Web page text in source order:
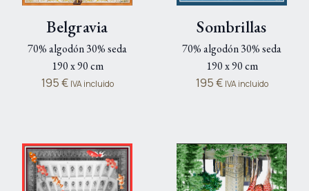
Belgravia
70% algodón 30% seda
190 x 90 cm
195€ IVA incluido
Sombrillas
70% algodón 30% seda
190 x 90 cm
195€ IVA incluido